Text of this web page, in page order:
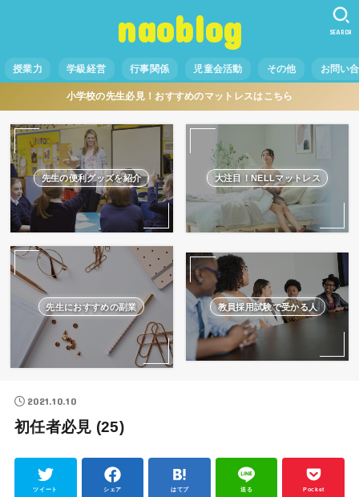
naoblog
授業力 学級経営 行事関係 児童会活動 その他 お問い
SEARCH
小学校の先生必見！おすすめのマットレスはこちら
先生の便利グッズを紹介 大注目！NELLマットレス
先生におすすめの副業 教員採用試験で受かる人
2021.10.10
初任者必見 (25)
ツイート シェア はてブ 送る Pocket